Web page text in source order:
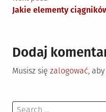
Jakie elementy
Dodaj
Musisz się zalogować,
Search